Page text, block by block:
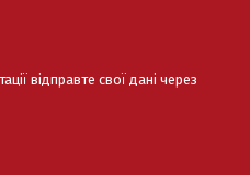
відправте свої дані через